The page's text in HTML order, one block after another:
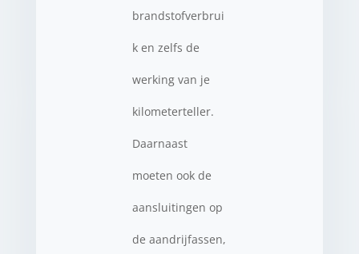
brandstofverbrui
k en zelfs de
werking van je
kilometerteller.
Daarnaast
moeten ook de
aansluitingen op
de aandrijfassen,